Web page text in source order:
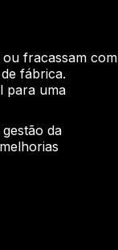
ou fracassam com
fábrica.
para uma
da